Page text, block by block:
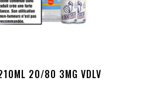
20/80 3MG VDLV